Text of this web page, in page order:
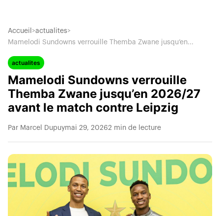
Accueil >actualites>
Mamelodi Sundowns verrouille Themba Zwane jusqu’en...
actualites
Mamelodi Sundowns verrouille
Themba Zwane jusqu’en 2026/27
avant le match contre Leipzig
Par Marcel Dupuymai 29, 20262 min de lecture